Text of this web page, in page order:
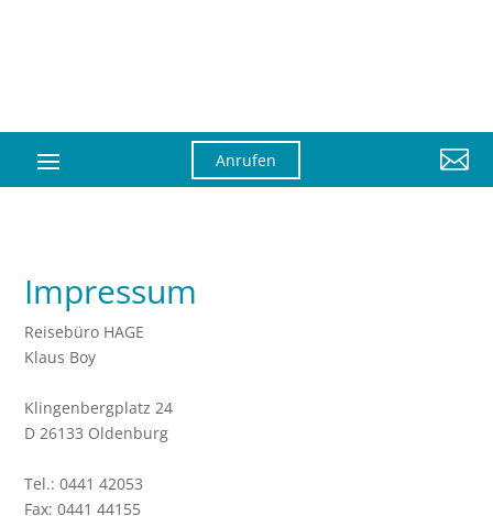
Anrufen 
Impressum
Reisebüro HAGE
Klaus Boy
Klingenbergplatz 24
D 26133 Oldenburg
Tel.: 0441 42053
Fax: 0441 44155